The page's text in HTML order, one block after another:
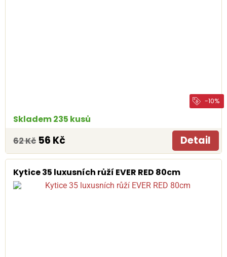
-10%
Skladem 235 kusů
62 Kč 56 Kč Detail
Kytice 35 luxusních růží EVER RED 80cm